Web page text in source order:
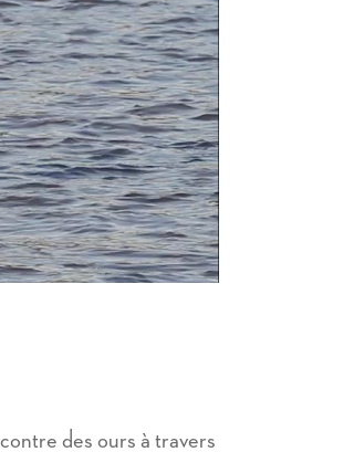
des ours à travers